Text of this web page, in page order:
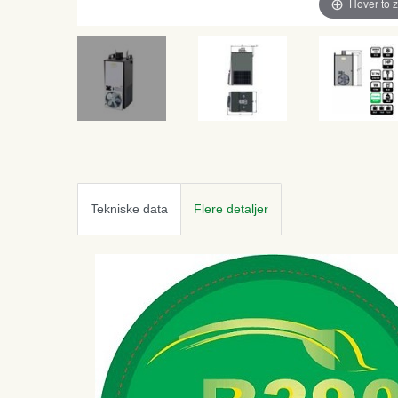
Hover to
Tekniske data Flere detaljer